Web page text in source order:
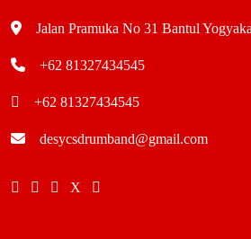
Jalan Pramuka No 31 Bantul
+62 81327434545
+62 81327434545
desycsdrumband@gmail.com